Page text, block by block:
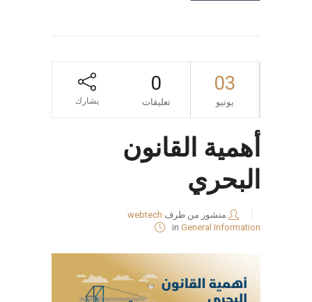
03
يونيو
0
تعليقات يشارك
أهمية القانون
البحري
منشور من طرف webtech
in General Information